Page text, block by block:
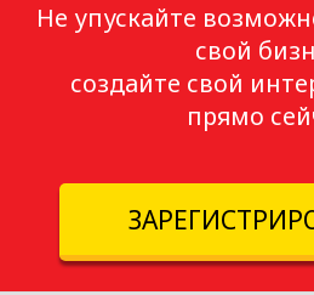
Не упускайте
свой
создайте свой
прямо